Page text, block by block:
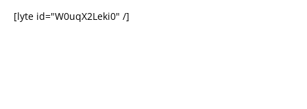
[lyte id="W0uqX2Leki0" /]